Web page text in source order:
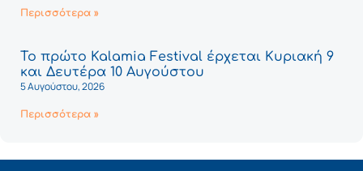
Περισσότερα »
Το πρώτο Kalamia Festival έρχεται Κυριακή 9
και Δευτέρα 10 Αυγούστου
5 Αυγούστου, 2026
Περισσότερα »